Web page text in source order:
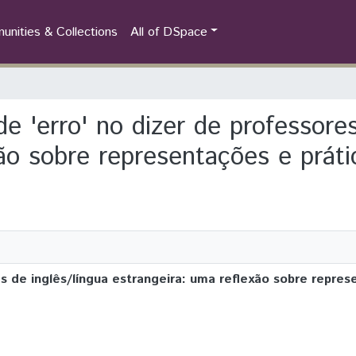
& Collections All of DSpace
'erro' no dizer de
sobre representações e
inglês/língua estrangeira: uma reflexão sobre